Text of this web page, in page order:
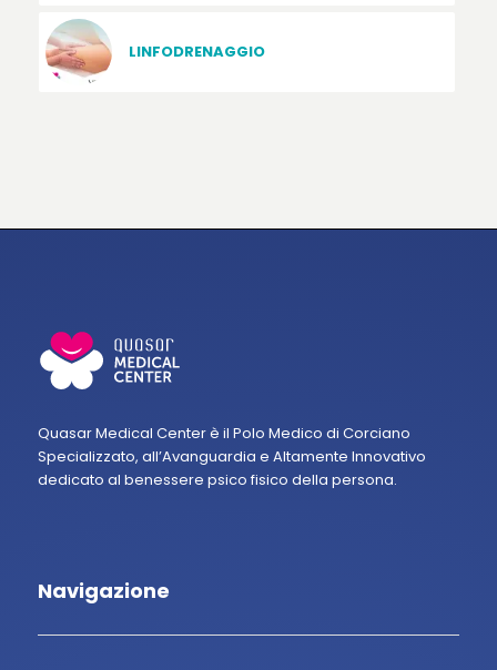
LINFODRENAGGIO
Quasar Medical Center è il Polo Medico di Corciano
Specializzato, all’Avanguardia e Altamente Innovativo
dedicato al benessere psico fisico della persona.
Navigazione